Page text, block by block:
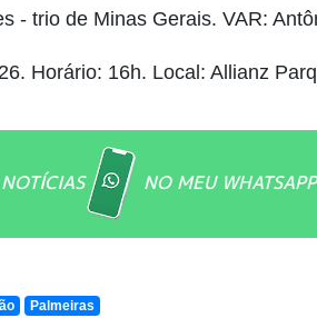
- trio de Minas Gerais. VAR:
Horário: 16h. Local: Allianz
NO MEU WHATSAPP
Palmeiras